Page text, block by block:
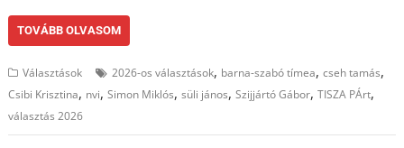
TOVÁBB OLVASOM
Választások 2026-os választások, barna-szabó tímea,cseh tamás,
Csibi Krisztina, nvi,Simon Miklós,süli jános,Szijjártó Gábor,TISZA PÁrt,
választás 2026